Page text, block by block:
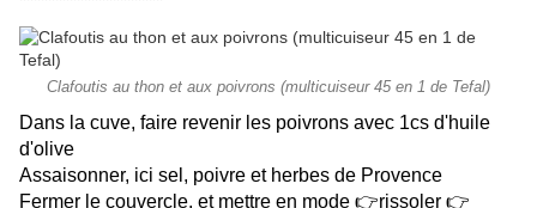
Clafoutis au thon et aux poivrons (multicuiseur 45 en 1 de Tefal)
Dans la cuve, faire revenir les poivrons avec 1cs d'huile
d'olive
Assaisonner, ici sel, poivre et herbes de Provence
Fermer le couvercle, et mettre en mode 👉rissoler 👉